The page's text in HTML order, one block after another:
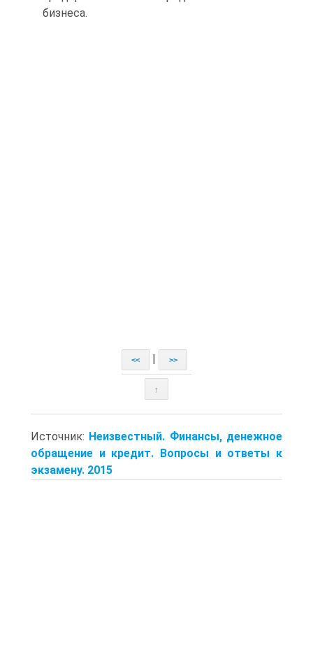
бизнеса.
<< >>
↑
Источник: Неизвестный. Финансы, денежное
обращение и кредит. Вопросы и ответы к
экзамену. 2015